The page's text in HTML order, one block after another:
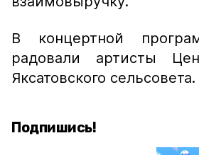
В концертной
радовали артисты
Яксатовского сельсовета.
Подпишись!